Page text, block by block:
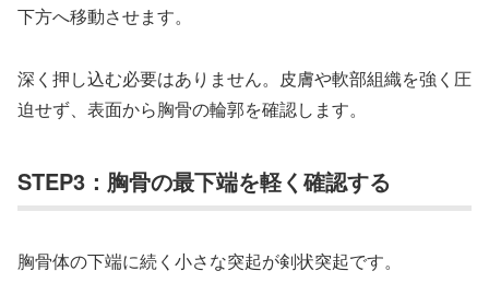
下方へ移動させます。
深く押し込む必要はありません。皮膚や軟部組織を強く圧
迫せず、表面から胸骨の輪郭を確認します。
STEP3：胸骨の最下端を軽く確認する
胸骨体の下端に続く小さな突起が剣状突起です。